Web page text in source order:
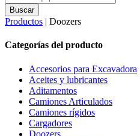
search
Buscar
Productos | Doozers
Categorías del producto
Accesorios para Excavadora
Aceites y lubricantes
Aditamentos
Camiones Articulados
Camiones rígidos
Cargadores
Doozers